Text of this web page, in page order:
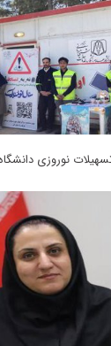
نوروزی دانشگاه